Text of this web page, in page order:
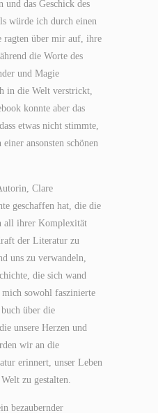
das Geschick des
würde ich durch einen
ragten über mir auf, ihre
die Worte des
und Magie
in die Welt verstrickt,
konnte aber das
etwas nicht stimmte,
ansonsten schönen
Clare
geschaffen hat, die die
all ihrer Komplexität
der Literatur zu
uns zu verwandeln,
die sich wand
sowohl faszinierte
über die
unsere Herzen und
wir an die
erinnert, unser Leben
zu gestalten.
bezaubernder